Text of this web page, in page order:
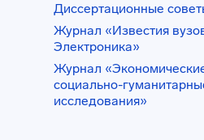
Диссертационные
Журнал «Известия
Электроника»
Журнал
социально-
исследования»